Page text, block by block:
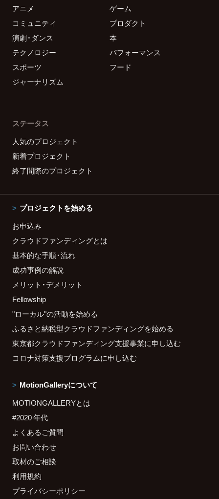
アニメ
ゲーム
コミュニティ
プロダクト
演劇・ダンス
本
テクノロジー
パフォーマンス
スポーツ
フード
ジャーナリズム
ステータス
人気のプロジェクト
新着プロジェクト
終了間際のプロジェクト
プロジェクトを始める
お申込み
クラウドファンディングとは
基本的な手順・流れ
成功事例の解説
メリット・デメリット
Fellowship
"ローカル"の活動を始める
ふるさと納税型クラウドファンディングを始める
東京都クラウドファンディング支援事業に申し込む
コロナ対策支援プログラムに申し込む
MotionGalleryについて
MOTIONGALLERYとは
#2020 年代
よくあるご質問
お問い合わせ
取材のご相談
利用規約
プライバシーポリシー